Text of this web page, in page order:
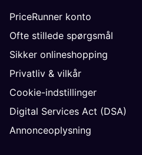
PriceRunner konto
Ofte stillede spørgsmål
Sikker onlineshopping
Privatliv & vilkår
Cookie-indstillinger
Digital Services Act (DSA)
Annonceoplysning